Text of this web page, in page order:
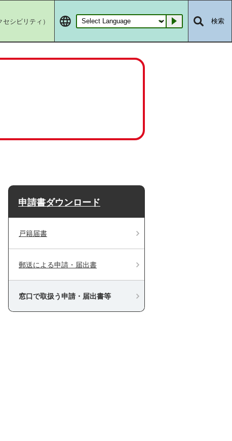
シビリティ） Go 検索
申請書ダウンロード
戸籍届書
郵送による申請・届出書
窓口で取扱う申請・届出書等